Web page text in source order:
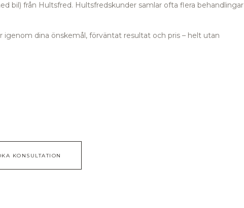
bil) från Hultsfred. Hultsfredskunder samlar ofta flera behandlingar
igenom dina önskemål, förväntat resultat och pris – helt utan
KONSULTATION